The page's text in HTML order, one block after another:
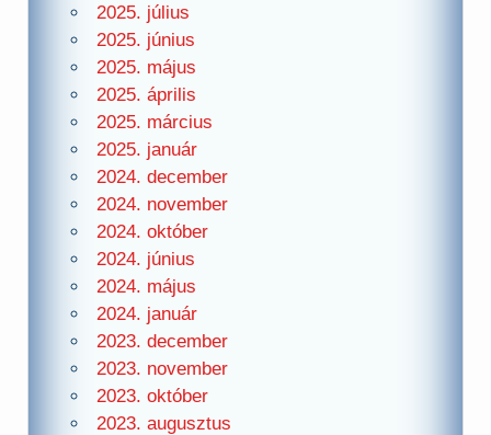
2025. július
2025. június
2025. május
2025. április
2025. március
2025. január
2024. december
2024. november
2024. október
2024. június
2024. május
2024. január
2023. december
2023. november
2023. október
2023. augusztus